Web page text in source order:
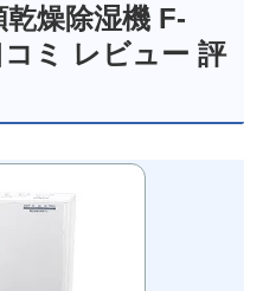
燥除湿機 F-
ミ レビュー 評